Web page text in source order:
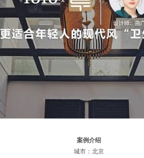
案例介绍
城市：北京